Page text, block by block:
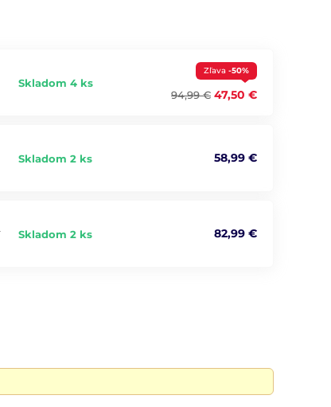
Skladom 4 ks
Zľava -50%
94,99 € 47,50 €
Skladom 2 ks 58,99 €
Skladom 2 ks 82,99 €